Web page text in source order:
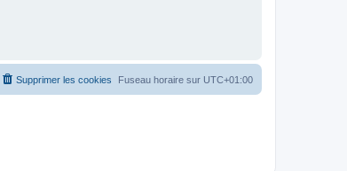
Fuseau horaire sur UTC+01:00
Supprimer les cookies